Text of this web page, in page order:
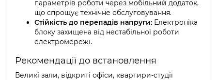
параметрів роботи через мобільний додаток,
що спрощує технічне обслуговування.
Стійкість до перепадів напруги: Електроніка
блоку захищена від нестабільної роботи
електромережі.
Рекомендації до встановлення
Великі зали, відкриті офіси, квартири-студії